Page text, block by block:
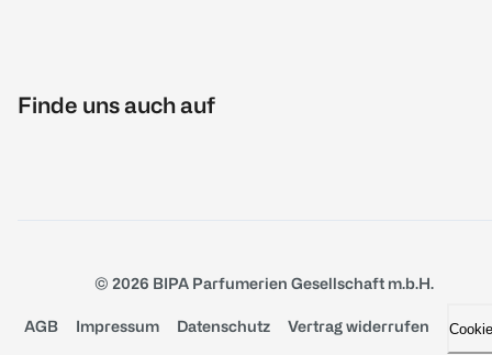
Finde uns auch auf
© 2026 BIPA Parfumerien Gesellschaft m.b.H.
AGB Impressum Datenschutz Vertrag widerrufen